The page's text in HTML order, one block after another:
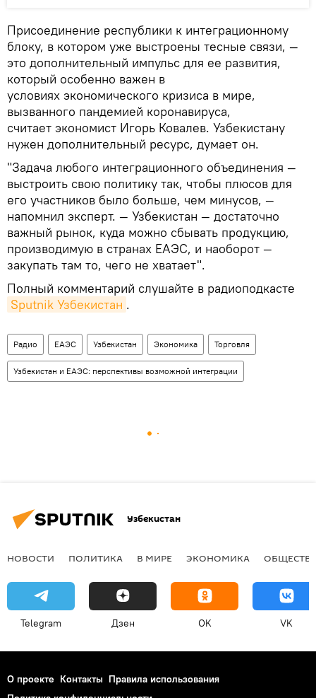
Присоединение республики к интеграционному
блоку, в котором уже выстроены тесные связи, —
это дополнительный импульс для ее развития,
который особенно важен в
условиях экономического кризиса в мире,
вызванного пандемией коронавируса,
считает экономист Игорь Ковалев. Узбекистану
нужен дополнительный ресурс, думает он.
"Задача любого интеграционного объединения —
выстроить свою политику так, чтобы плюсов для
его участников было больше, чем минусов, —
напомнил эксперт. — Узбекистан — достаточно
важный рынок, куда можно сбывать продукцию,
производимую в странах ЕАЭС, и наоборот —
закупать там то, чего не хватает".
Полный комментарий слушайте в радиоподкасте
Sputnik Узбекистан .
Радио ЕАЭС Узбекистан Экономика Торговля
Узбекистан и ЕАЭС: перспективы возможной интеграции
Узбекистан
НОВОСТИ ПОЛИТИКА В МИРЕ ЭКОНОМИКА
Telegram Дзен OK VK
О проекте Контакты Правила использования